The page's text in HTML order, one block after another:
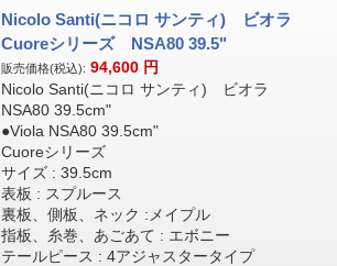
Nicolo Santi(ニコロ サンティ) ビオラ
Cuoreシリーズ NSA80 39.5"
販売価格(税込): 94,600 円
Nicolo Santi(ニコロ サンティ) ビオラ
NSA80 39.5cm"
●Viola NSA80 39.5cm"
Cuoreシリーズ
サイズ : 39.5cm
表板 : スプルース
裏板、側板、ネック :メイプル
指板、糸巻、あごあて : エボニー
テールピース : 4アジャスタータイプ